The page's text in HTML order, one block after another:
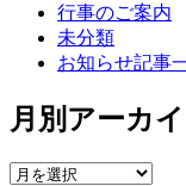
行事のご案内
未分類
お知らせ記事
月別アーカ